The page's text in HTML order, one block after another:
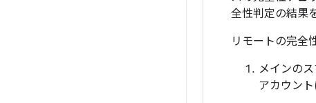
全性判定の結果
リモートの完全
メインの
アカウン